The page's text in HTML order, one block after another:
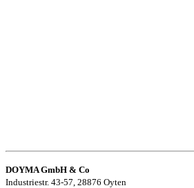
DOYMA GmbH & Co
Industriestr. 43-57, 28876 Oyten